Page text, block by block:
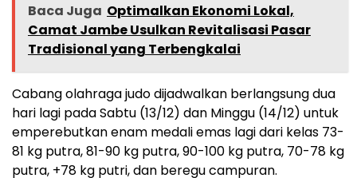
Baca Juga Optimalkan Ekonomi Lokal,
Camat Jambe Usulkan Revitalisasi Pasar
Tradisional yang Terbengkalai
Cabang olahraga judo dijadwalkan berlangsung dua
hari lagi pada Sabtu (13/12) dan Minggu (14/12) untuk
emperebutkan enam medali emas lagi dari kelas 73-
81 kg putra, 81-90 kg putra, 90-100 kg putra, 70-78 kg
putra, +78 kg putri, dan beregu campuran.